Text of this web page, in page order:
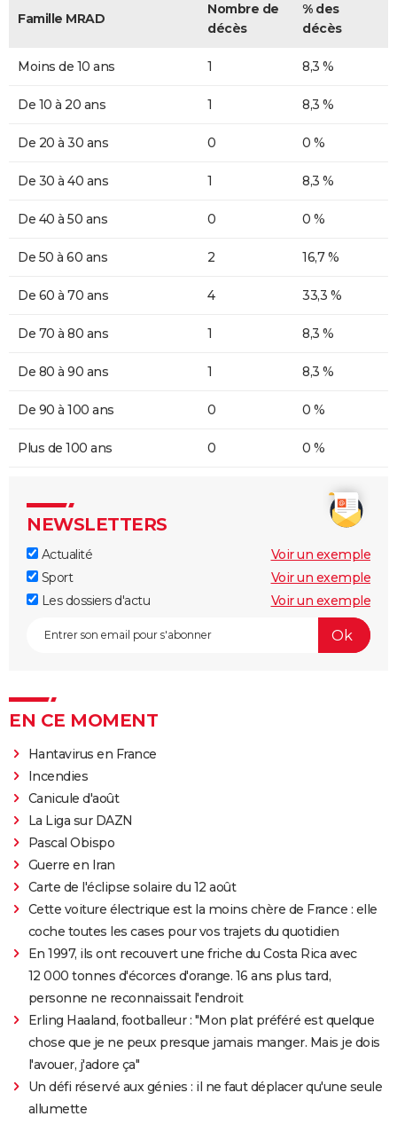
Famille MRAD
Nombre de
décès
% des
décès
Moins de 10 ans 1 8,3 %
De 10 à 20 ans 1 8,3 %
De 20 à 30 ans 0 0 %
De 30 à 40 ans 1 8,3 %
De 40 à 50 ans 0 0 %
De 50 à 60 ans 2 16,7 %
De 60 à 70 ans 4 33,3 %
De 70 à 80 ans 1 8,3 %
De 80 à 90 ans 1 8,3 %
De 90 à 100 ans 0 0 %
Plus de 100 ans 0 0 %
NEWSLETTERS
Actualité
Voir un exemple
Sport
Voir un exemple
Les dossiers d'actu
Voir un exemple
EN CE MOMENT
Hantavirus en France
Incendies
Canicule d'août
La Liga sur DAZN
Pascal Obispo
Guerre en Iran
Carte de l'éclipse solaire du 12 août
Cette voiture électrique est la moins chère de France : elle
coche toutes les cases pour vos trajets du quotidien
En 1997, ils ont recouvert une friche du Costa Rica avec
12 000 tonnes d'écorces d'orange. 16 ans plus tard,
personne ne reconnaissait l'endroit
Erling Haaland, footballeur : "Mon plat préféré est quelque
chose que je ne peux presque jamais manger. Mais je dois
l'avouer, j'adore ça"
Un défi réservé aux génies : il ne faut déplacer qu'une seule
allumette